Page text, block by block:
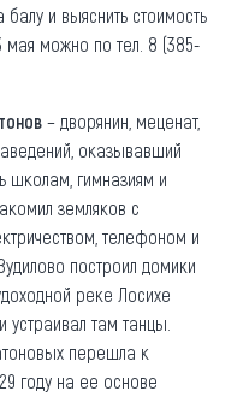
и выяснить стоимость
мая можно по тел. 8 (385-
– дворянин, меценат,
оказывавший
школам, гимназиям и
земляков с
телефоном и
построил домики
реке Лосихе
устраивал там танцы.
перешла к
году на ее основе